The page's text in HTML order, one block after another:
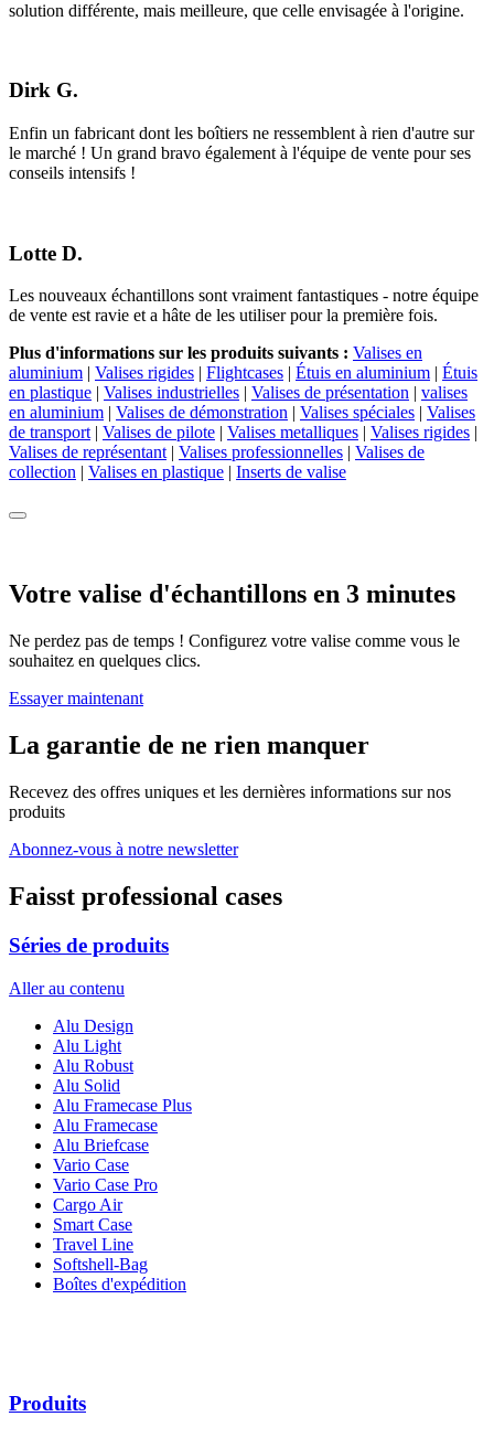
solution différente, mais meilleure, que celle envisagée à l'origine.
Dirk G.
Enfin un fabricant dont les boîtiers ne ressemblent à rien d'autre sur
le marché ! Un grand bravo également à l'équipe de vente pour ses
conseils intensifs !
Lotte D.
Les nouveaux échantillons sont vraiment fantastiques - notre équipe
de vente est ravie et a hâte de les utiliser pour la première fois.
Plus d'informations sur les produits suivants : Valises en
aluminium | Valises rigides | Flightcases | Étuis en aluminium | Étuis
en plastique | Valises industrielles | Valises de présentation | valises
en aluminium | Valises de démonstration | Valises spéciales | Valises
de transport | Valises de pilote | Valises metalliques | Valises rigides |
Valises de représentant | Valises professionnelles | Valises de
collection | Valises en plastique | Inserts de valise
Votre valise d'échantillons en 3 minutes
Ne perdez pas de temps ! Configurez votre valise comme vous le
souhaitez en quelques clics.
Essayer maintenant
La garantie de ne rien manquer
Recevez des offres uniques et les dernières informations sur nos
produits
Abonnez-vous à notre newsletter
Faisst professional cases
Séries de produits
Aller au contenu
Alu Design
Alu Light
Alu Robust
Alu Solid
Alu Framecase Plus
Alu Framecase
Alu Briefcase
Vario Case
Vario Case Pro
Cargo Air
Smart Case
Travel Line
Softshell-Bag
Boîtes d'expédition
Produits